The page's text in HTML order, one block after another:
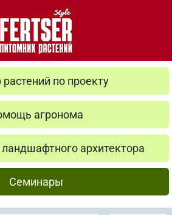
по проекту
агронома
архитектора
Семинары